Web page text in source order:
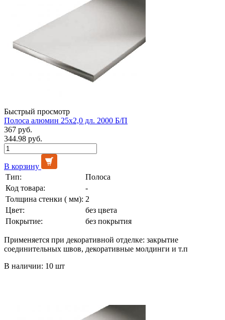
Быстрый просмотр
Полоса алюмин 25х2,0 дл. 2000 Б/П
367 руб.
344.98 руб.
В корзину
Тип:
Полоса
Код товара:
-
Толщина стенки ( мм): 2
Цвет:
без цвета
Покрытие:
без покрытия
Применяется при декоративной отделке: закрытие
соединительных швов, декоративные молдинги и т.п
В наличии: 10 шт